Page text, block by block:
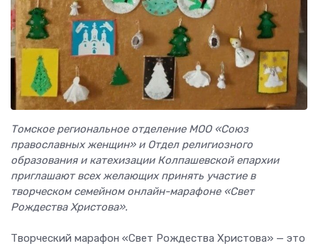
Томское региональное отделение МОО «Союз
православных женщин» и Отдел религиозного
образования и катехизации Колпашевской епархии
приглашают всех желающих принять участие в
творческом семейном онлайн-марафоне «Свет
Рождества Христова».
Творческий марафон «Свет Рождества Христова» — это